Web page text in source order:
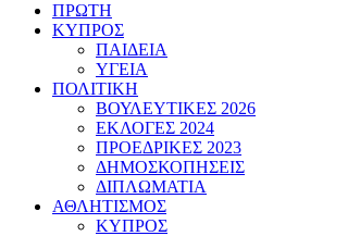
ΠΡΩΤΗ
ΚΥΠΡΟΣ
ΠΑΙΔΕΙΑ
ΥΓΕΙΑ
ΠΟΛΙΤΙΚΗ
ΒΟΥΛΕΥΤΙΚΕΣ 2026
ΕΚΛΟΓΕΣ 2024
ΠΡΟΕΔΡΙΚΕΣ 2023
ΔΗΜΟΣΚΟΠΗΣΕΙΣ
ΔΙΠΛΩΜΑΤΙΑ
ΑΘΛΗΤΙΣΜΟΣ
ΚΥΠΡΟΣ